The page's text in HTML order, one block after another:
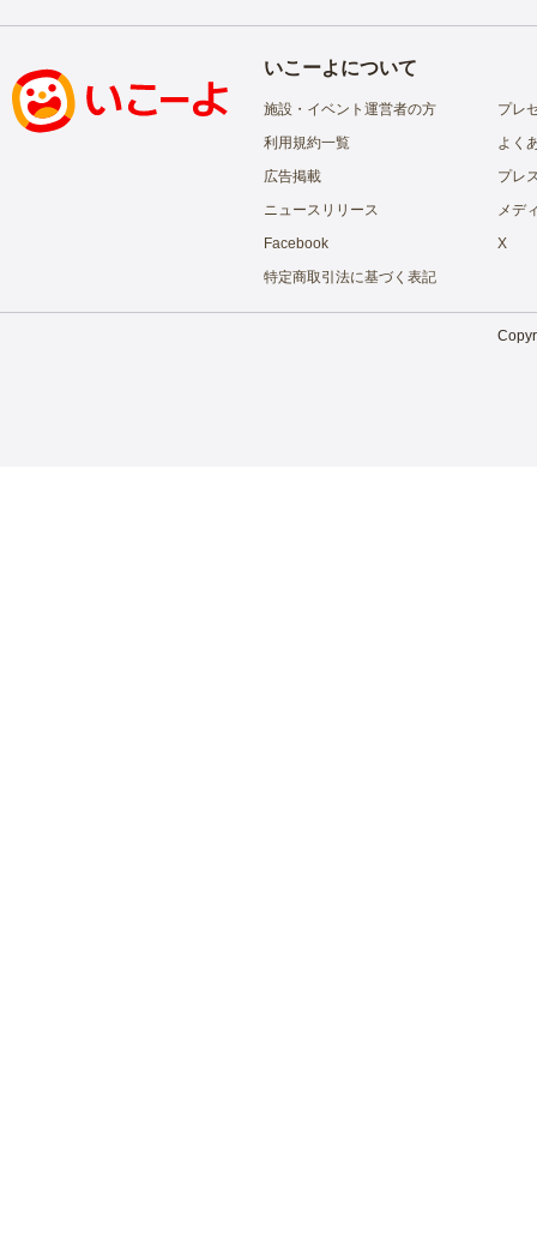
いこーよについて
施設・イベント運営者の方
プレ
利用規約一覧
よく
広告掲載
プレ
ニュースリリース
メデ
Facebook
X
特定商取引法に基づく表記